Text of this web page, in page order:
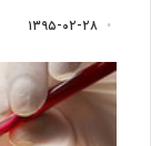
۱۳۹۵-۰۲-۲۸